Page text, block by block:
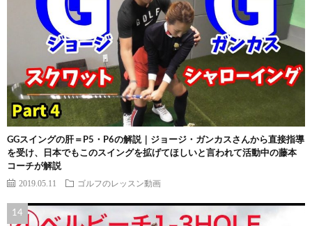
GGスイングの肝＝P5・P6の解説｜ジョージ・ガンカスさんから直接指導
を受け、日本でもこのスイングを拡げてほしいと言われて活動中の藤本
コーチが解説
2019.05.11 ゴルフのレッスン動画